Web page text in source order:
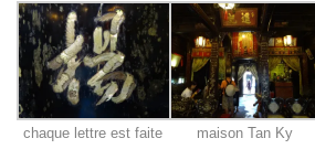
chaque lettre est faite
maison Tan Ky